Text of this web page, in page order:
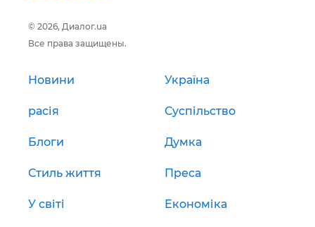
© 2026, Диалог.ua
Все права защищены.
Новини Україна
расія Суспільство
Блоги Думка
Стиль життя Преса
У світі Економіка